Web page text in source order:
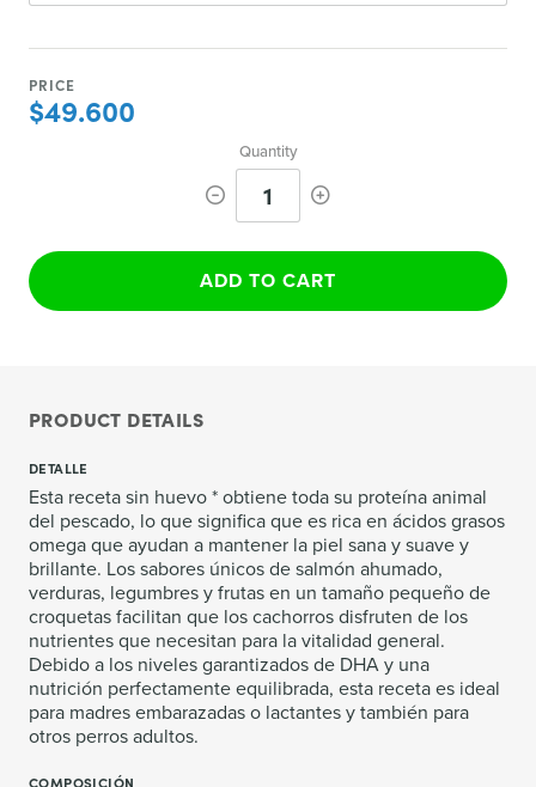
PRICE
$49.600
Quantity
1
ADD TO CART
PRODUCT DETAILS
DETALLE
Esta receta sin huevo * obtiene toda su proteína animal
del pescado, lo que significa que es rica en ácidos grasos
omega que ayudan a mantener la piel sana y suave y
brillante. Los sabores únicos de salmón ahumado,
verduras, legumbres y frutas en un tamaño pequeño de
croquetas facilitan que los cachorros disfruten de los
nutrientes que necesitan para la vitalidad general.
Debido a los niveles garantizados de DHA y una
nutrición perfectamente equilibrada, esta receta es ideal
para madres embarazadas o lactantes y también para
otros perros adultos.
COMPOSICIÓN